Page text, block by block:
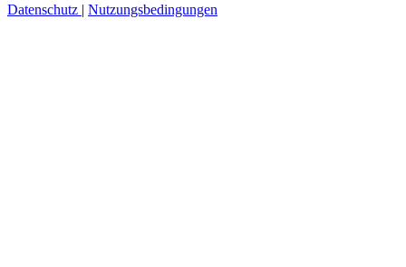
Datenschutz | Nutzungsbedingungen